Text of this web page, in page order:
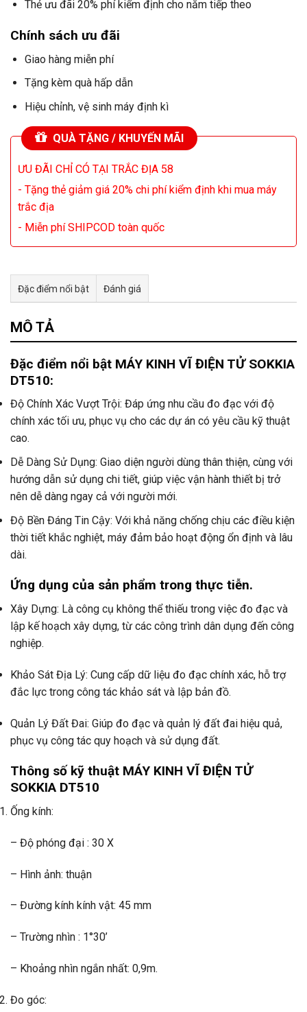
Thẻ ưu đãi 20% phí kiểm định cho năm tiếp theo
Chính sách ưu đãi
Giao hàng miễn phí
Tặng kèm quà hấp dẫn
Hiệu chỉnh, vệ sinh máy định kì
QUÀ TẶNG / KHUYẾN MÃI
ƯU ĐÃI CHỈ CÓ TẠI TRẮC ĐỊA 58
- Tặng thẻ giảm giá 20% chi phí kiểm định khi mua máy
trắc địa
- Miễn phí SHIPCOD toàn quốc
Đặc điểm nổi bật Đánh giá
Tư vấn & bán hàng qua Facebook
MÔ TẢ
Đặc điểm nổi bật MÁY KINH VĨ ĐIỆN TỬ SOKKIA
DT510:
Độ Chính Xác Vượt Trội: Đáp ứng nhu cầu đo đạc với độ
chính xác tối ưu, phục vụ cho các dự án có yêu cầu kỹ thuật
cao.
Dễ Dàng Sử Dụng: Giao diện người dùng thân thiện, cùng với
hướng dẫn sử dụng chi tiết, giúp việc vận hành thiết bị trở
nên dễ dàng ngay cả với người mới.
Độ Bền Đáng Tin Cậy: Với khả năng chống chịu các điều kiện
thời tiết khắc nghiệt, máy đảm bảo hoạt động ổn định và lâu
dài.
Ứng dụng của sản phẩm trong thực tiễn.
Xây Dựng: Là công cụ không thể thiếu trong việc đo đạc và
lập kế hoạch xây dựng, từ các công trình dân dụng đến công
nghiệp.
Khảo Sát Địa Lý: Cung cấp dữ liệu đo đạc chính xác, hỗ trợ
đắc lực trong công tác khảo sát và lập bản đồ.
Quản Lý Đất Đai: Giúp đo đạc và quản lý đất đai hiệu quả,
phục vụ công tác quy hoạch và sử dụng đất.
Thông số kỹ thuật MÁY KINH VĨ ĐIỆN TỬ
SOKKIA DT510
Ống kính:
– Độ phóng đại : 30 X
– Hình ảnh: thuận
– Đường kính kính vật: 45 mm
– Trường nhìn : 1°30’
– Khoảng nhìn ngắn nhất: 0,9m.
Đo góc: